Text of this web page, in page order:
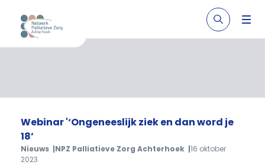
Webinar '‘Ongeneeslijk ziek en dan word je
18’
Nieuws NPZ Palliatieve Zorg Achterhoek 16 oktober
2023